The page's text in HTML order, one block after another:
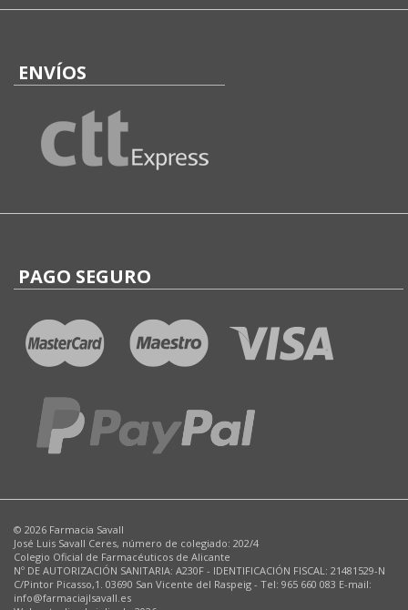
ENVÍOS
PAGO SEGURO
© 2026 Farmacia Savall
José Luis Savall Ceres, número de colegiado: 202/4
Colegio Oficial de Farmacéuticos de Alicante
Nº DE AUTORIZACIÓN SANITARIA: A230F - IDENTIFICACIÓN FISCAL: 21481529-N
C/Pintor Picasso,1. 03690 San Vicente del Raspeig - Tel: 965 660 083 E-mail:
info@farmaciajlsavall.es